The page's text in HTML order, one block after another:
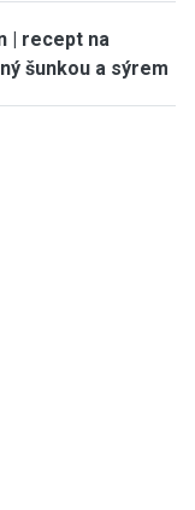
| recept na
šunkou a sýrem